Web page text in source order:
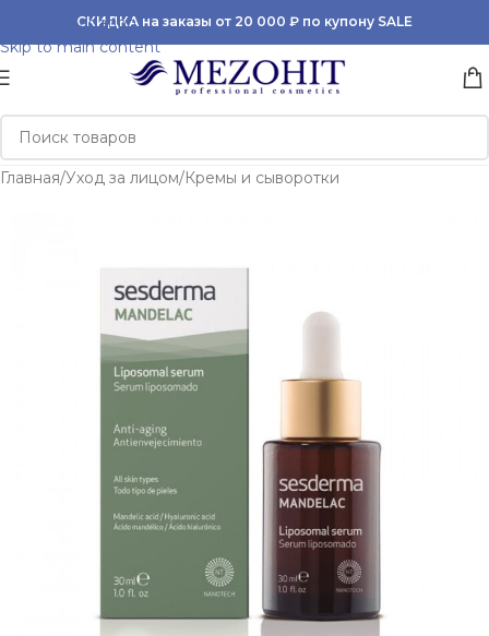
Skip to navigation
Skip to main content
СКИДКА на заказы от 20 000 ₽ по купону SALE
Главная/Уход за лицом/Кремы и сыворотки